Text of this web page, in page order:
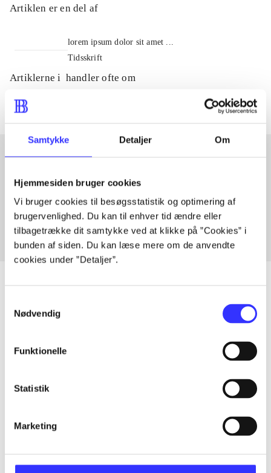
Samtykke Detaljer Om
Hjemmesiden bruger cookies
Vi bruger cookies til besøgsstatistik og optimering af
brugervenlighed. Du kan til enhver tid ændre eller
tilbagetrække dit samtykke ved at klikke på ”Cookies” i
bunden af siden. Du kan læse mere om de anvendte
cookies under ”Detaljer”.
Nødvendig
Funktionelle
Statistik
Marketing
Artiklen er en del af
lorem ipsum dolor sit amet ...
Tidsskrift
Artiklerne i handler ofte om
Artikler med samme emner
Fra
Artikler